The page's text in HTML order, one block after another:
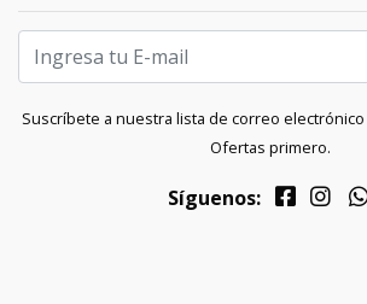
Suscríbete a nuestra lista de correo
Ofertas primero.
Síguenos: